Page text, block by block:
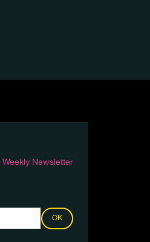
Weekly Newsletter
OK